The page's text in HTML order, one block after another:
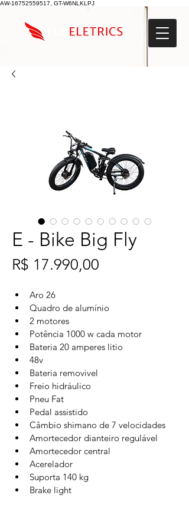
AW-16752559517, GT-W6NLKLPJ
E - Bike Big Fly
R$ 17.990,00
Aro 26
Quadro de alumínio
2 motores
Potência 1000 w cada motor
Bateria 20 amperes litio
48v
Bateria removivel
Freio hidráulico
Pneu Fat
Pedal assistido
Câmbio shimano de 7 velocidades
Amortecedor dianteiro regulável
Amortecedor central
Acerelador
Suporta 140 kg
Brake light